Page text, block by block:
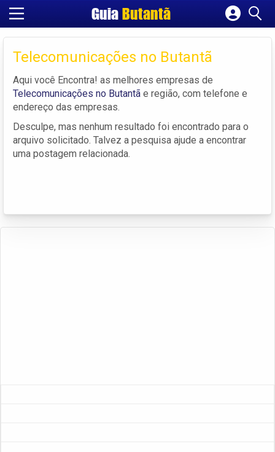
GuiaButantã
Cadastrar empresa
Criar conta
Telecomunicações no Butantã
Aqui você Encontra! as melhores empresas de
Telecomunicações no Butantã e região, com telefone e
endereço das empresas.
Desculpe, mas nenhum resultado foi encontrado para o
arquivo solicitado. Talvez a pesquisa ajude a encontrar
uma postagem relacionada.